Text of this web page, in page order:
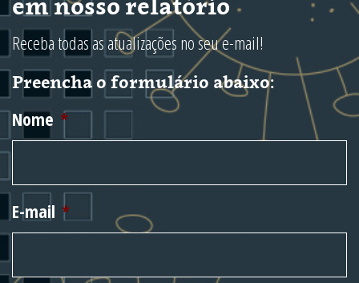
Receba todas as atualizações no seu e-mail!
Preencha o formulário abaixo:
Nome *
E-mail *